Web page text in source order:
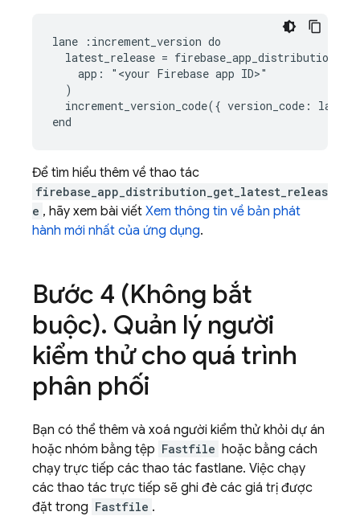
lane :increment_version do
latest_release =
    app: "<your Firebase app ID>"
  )
increment_version_code({ version_code:
Để tìm hiểu thêm về thao tác
firebase_app_distribution_get_latest_releas
e , hãy xem bài viết Xem thông tin về bản phát
hành mới nhất của ứng dụng.
Bước 4 (Không bắt
buộc). Quản lý người
kiểm thử cho quá trình
phân phối
Bạn có thể thêm và xoá người kiểm thử khỏi dự án
hoặc nhóm bằng tệp Fastfile hoặc bằng cách
chạy trực tiếp các thao tác fastlane. Việc chạy
các thao tác trực tiếp sẽ ghi đè các giá trị được
đặt trong Fastfile .